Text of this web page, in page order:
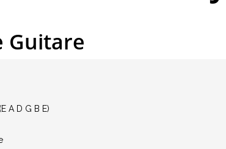
Guitare
A D G B E)